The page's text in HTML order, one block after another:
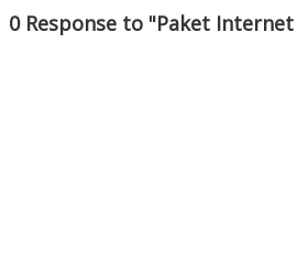
0 Response to "Paket